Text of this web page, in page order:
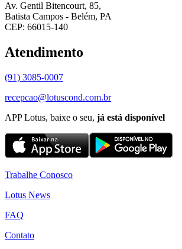
Av. Gentil Bitencourt, 85,
Batista Campos - Belém, PA
CEP: 66015-140
Atendimento
(91) 3085-0007
recepcao@lotuscond.com.br
APP Lotus, baixe o seu, já está disponível
Trabalhe Conosco
Lotus News
FAQ
Contato